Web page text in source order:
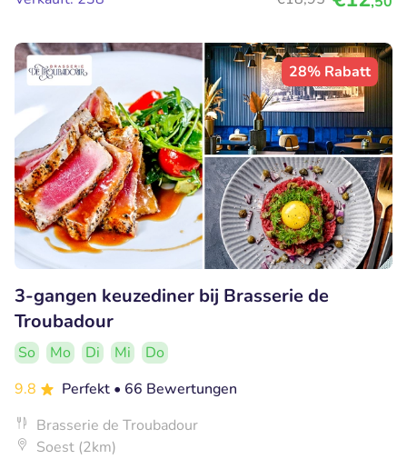
28% Rabatt
3-gangen keuzediner bij Brasserie de
Troubadour
So Mo Di Mi
Do
9.8
Perfekt • 66 Bewertungen
Brasserie de Troubadour
Soest (2km)